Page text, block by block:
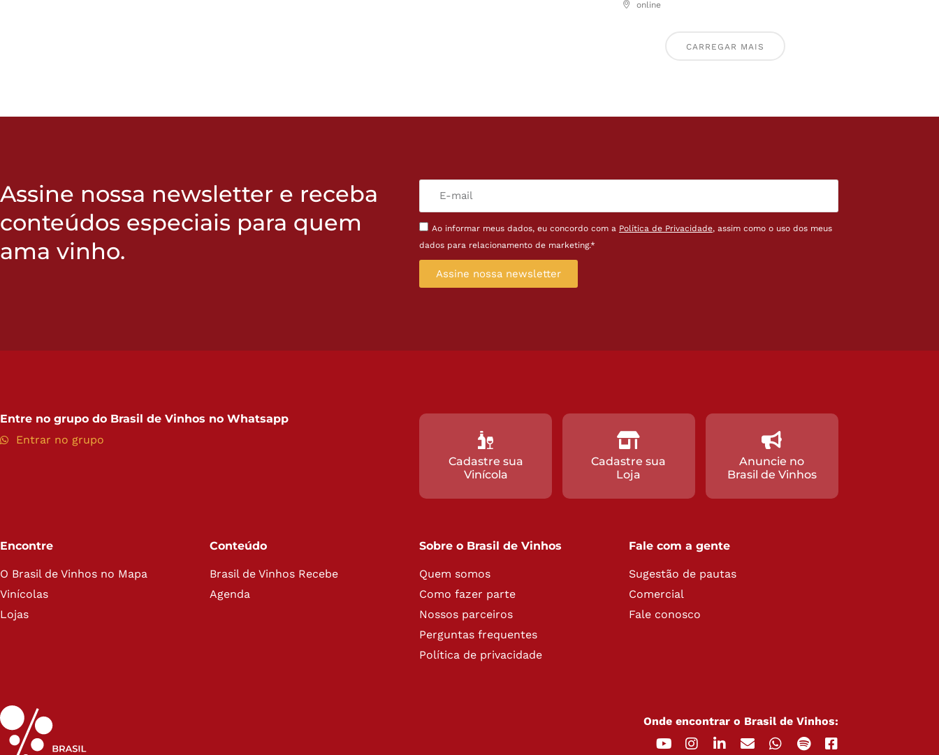
online
CARREGAR MAIS
Assine nossa newsletter e receba
conteúdos especiais para quem
ama vinho.
Ao informar meus dados, eu concordo com a Política de Privacidade, assim como o uso dos meus
dados para relacionamento de marketing.*
Assine nossa newsletter
Entre no grupo do Brasil de Vinhos no Whatsapp
Entrar no grupo
Cadastre sua
Vinícola
Cadastre sua
Loja
Anuncie no
Brasil de Vinhos
Encontre
O Brasil de Vinhos no Mapa
Vinícolas
Lojas
Conteúdo
Brasil de Vinhos Recebe
Agenda
Sobre o Brasil de Vinhos
Quem somos
Como fazer parte
Nossos parceiros
Perguntas frequentes
Política de privacidade
Fale com a gente
Sugestão de pautas
Comercial
Fale conosco
Onde encontrar o Brasil de Vinhos: